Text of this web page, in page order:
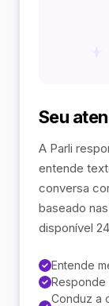
Seu
A Parli
entende
conversa
baseado
disponível
Entende
Responde
Conduz a